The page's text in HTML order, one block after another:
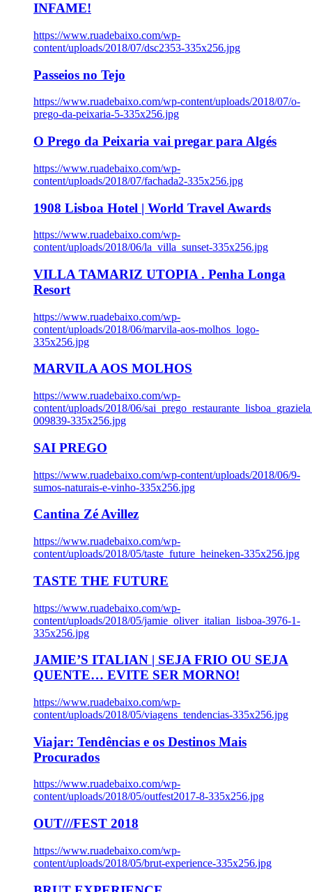
INFAME!
https://www.ruadebaixo.com/wp-
content/uploads/2018/07/dsc2353-335x256.jpg
Passeios no Tejo
https://www.ruadebaixo.com/wp-content/uploads/2018/07/o-
prego-da-peixaria-5-335x256.jpg
O Prego da Peixaria vai pregar para Algés
https://www.ruadebaixo.com/wp-
content/uploads/2018/07/fachada2-335x256.jpg
1908 Lisboa Hotel | World Travel Awards
https://www.ruadebaixo.com/wp-
content/uploads/2018/06/la_villa_sunset-335x256.jpg
VILLA TAMARIZ UTOPIA . Penha Longa
Resort
https://www.ruadebaixo.com/wp-
content/uploads/2018/06/marvila-aos-molhos_logo-
335x256.jpg
MARVILA AOS MOLHOS
https://www.ruadebaixo.com/wp-
content/uploads/2018/06/
009839-335x256.jpg
SAI PREGO
https://www.ruadebaixo.com/wp-content/uploads/2018/06/9-
sumos-naturais-e-vinho-335x256.jpg
Cantina Zé Avillez
https://www.ruadebaixo.com/wp-
content/uploads/2018/05/taste_future_heineken-335x256.jpg
TASTE THE FUTURE
https://www.ruadebaixo.com/wp-
content/uploads/2018/05/jamie_oliver_italian_lisboa-3976-1-
335x256.jpg
JAMIE’S ITALIAN | SEJA FRIO OU SEJA
QUENTE… EVITE SER MORNO!
https://www.ruadebaixo.com/wp-
content/uploads/2018/05/viagens_tendencias-335x256.jpg
Viajar: Tendências e os Destinos Mais
Procurados
https://www.ruadebaixo.com/wp-
content/uploads/2018/05/outfest2017-8-335x256.jpg
OUT///FEST 2018
https://www.ruadebaixo.com/wp-
content/uploads/2018/05/brut-experience-335x256.jpg